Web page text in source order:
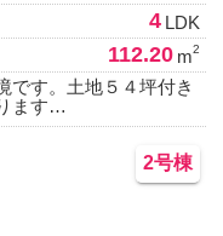
4 LDK
112.20 m2
です。土地５４坪付き
ます…
2号棟